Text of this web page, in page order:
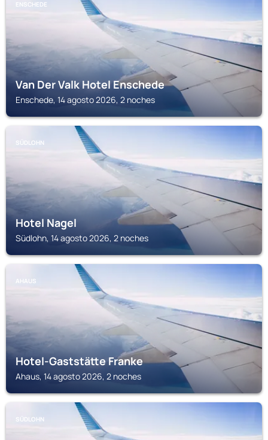
ENSCHEDE
Van Der Valk Hotel Enschede
Enschede, 14 agosto 2026, 2 noches
SÜDLOHN
Hotel Nagel
Südlohn, 14 agosto 2026, 2 noches
AHAUS
Hotel-Gaststätte Franke
Ahaus, 14 agosto 2026, 2 noches
SÜDLOHN